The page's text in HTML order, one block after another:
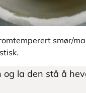
smør/
la den stå å